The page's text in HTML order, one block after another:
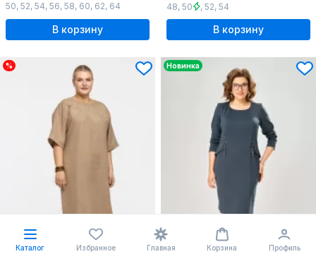
50, 52, 54, 56, 58, 60, 62, 64
В корзину
48, 50 , 52, 54
В корзину
% Новинка
Каталог Избранное Главная Корзина Профиль